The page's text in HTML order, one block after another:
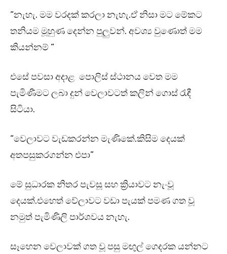
“නැහැ. මම වරදක් කරලා නැහැ.ඒ නිසා මට මේකට
තනියම මූහුණ දෙන්න පුලුවන්. අවශ්‍ය වුණොත් මම
කියන්නම් “
එසේ පවසා අදාළ පොලිස් ස්ථානය වෙත මම
පැමිණීමට ලබා දුන් වෙලාවටත් කලින් ගොස් රැඳී
සිටියා.
“වෙලාවට වැඩකරන්න මැණිකේ.කිසිම දෙයක්
අතපසුකරගන්න එපා”
මේ සුධාරක නිතර පැවසූ සහ ක්‍රියාවට නැංවූ
දෙයක්.එහෙත් වේලාවට වඩා පැයක් පමණ ගත වූ
නමුත් පැමිණිලි පාර්ශවය නැහැ.
සෑහෙන වෙලාවක් ගත වූ පසු මඟුල් ගෙදරක යන්නට